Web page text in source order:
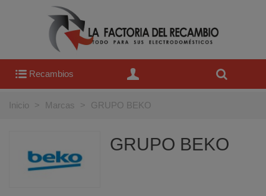
Recambios
Inicio > Marcas > GRUPO BEKO
GRUPO BEKO